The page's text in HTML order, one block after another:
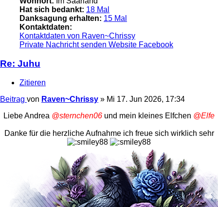
Hat sich bedankt: 18 Mal
Danksagung erhalten: 15 Mal
Kontaktdaten:
Kontaktdaten von Raven~Chrissy
Private Nachricht senden Website Facebook
Re: Juhu
Zitieren
Beitrag von Raven~Chrissy » Mi 17. Jun 2026, 17:34
Liebe Andrea @sternchen06 und mein kleines Elfchen @Elfe
Danke für die herzliche Aufnahme ich freue sich wirklich sehr